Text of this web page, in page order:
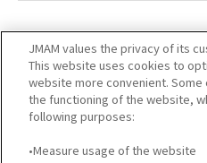
JMAM values the privacy of its
This website uses cookies to
website more convenient.
the functioning of the website,
following purposes:
•Measure usage of the website